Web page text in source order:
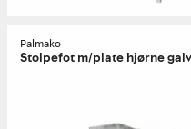
Palmako
Stolpefot m/plate hjørne galv